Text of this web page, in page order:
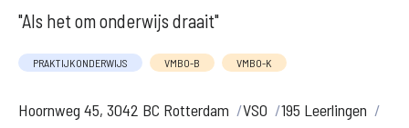
"Als het om onderwijs draait"
PRAKTIJKONDERWIJS VMBO-B VMBO-K
Hoornweg 45, 3042 BC Rotterdam VSO
195 Leerlingen